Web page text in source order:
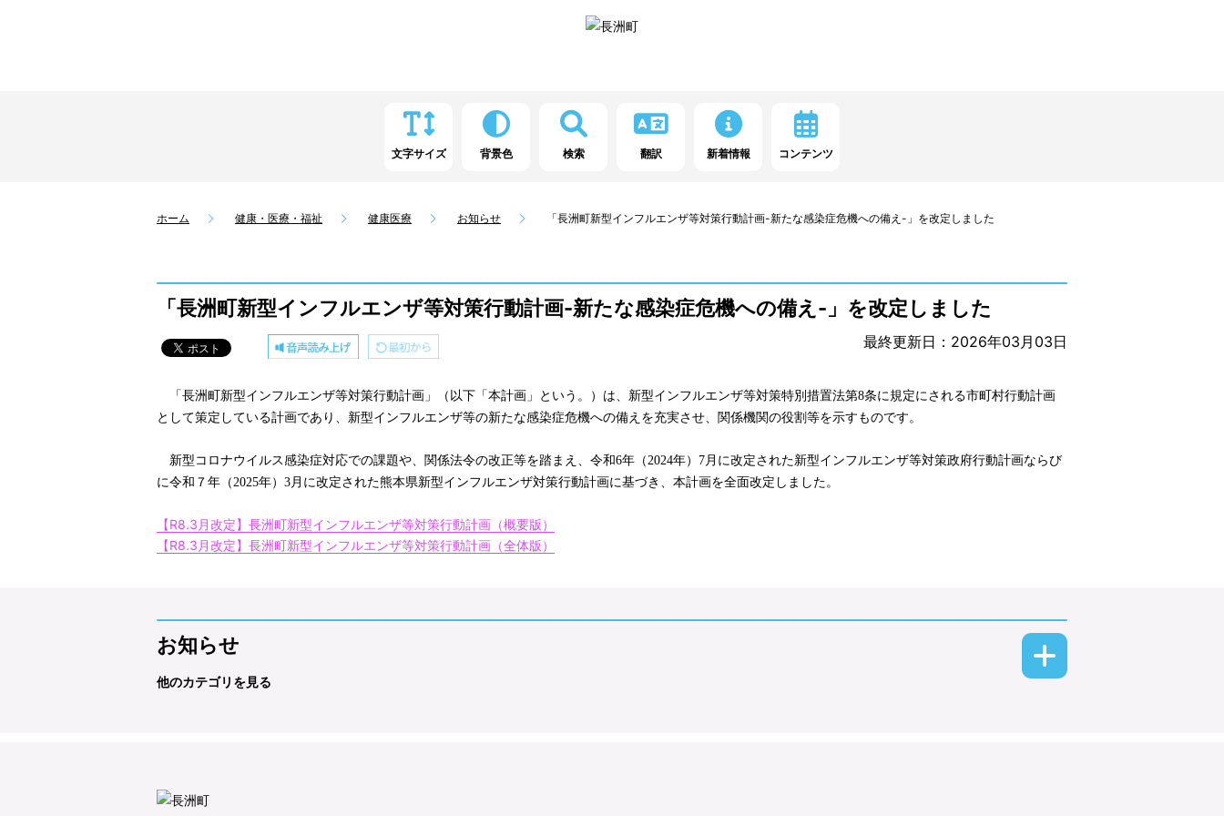
文字サイズ 背景色 検索 翻訳 新着情報 コンテンツ
ホーム 健康・医療・福祉 健康医療 お知らせ 「長洲町新型インフルエンザ等対策行動計画-新たな感染症危機への備え-」を改定しました
「長洲町新型インフルエンザ等対策行動計画-新たな感染症危機への備え-」を改定しました
最終更新日：2026年03月03日
「長洲町新型インフルエンザ等対策行動計画」（以下「本計画」という。）は、新型インフルエンザ等対策特別措置法第8条に規定にされる市町村行動計画
として策定している計画であり、新型インフルエンザ等の新たな感染症危機への備えを充実させ、関係機関の役割等を示すものです。
新型コロナウイルス感染症対応での課題や、関係法令の改正等を踏まえ、令和6年（2024年）7月に改定された新型インフルエンザ等対策政府行動計画ならび
に令和７年（2025年）3月に改定された熊本県新型インフルエンザ対策行動計画に基づき、本計画を全面改定しました。
【R8.3月改定】長洲町新型インフルエンザ等対策行動計画（概要版）
【R8.3月改定】長洲町新型インフルエンザ等対策行動計画（全体版）
お知らせ
他のカテゴリを見る